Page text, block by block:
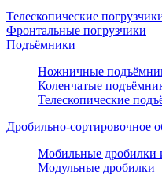
Телескопические
Фронтальные погрузчики
Подъёмники
Ножничные
Коленчатые
Телескопические
Дробильно-сортировочное
Мобильные дробилки
Модульные дробилки